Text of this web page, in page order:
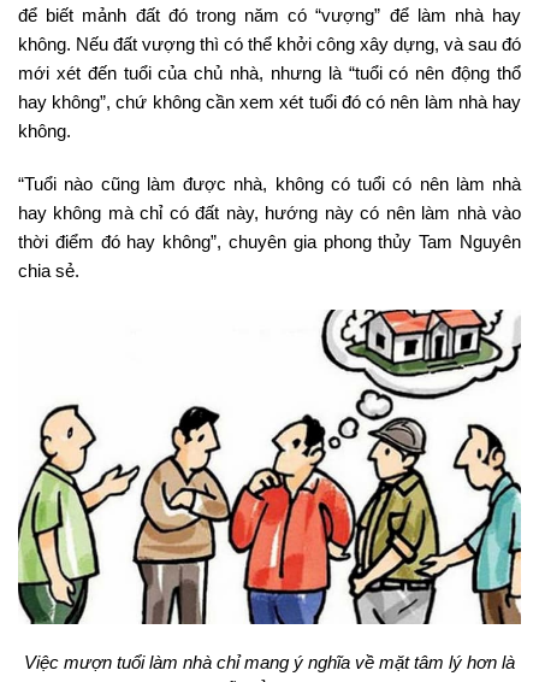
để biết mảnh đất đó trong năm có “vượng” để làm nhà hay
không. Nếu đất vượng thì có thể khởi công xây dựng, và sau đó
mới xét đến tuổi của chủ nhà, nhưng là “tuổi có nên động thổ
hay không”, chứ không cần xem xét tuổi đó có nên làm nhà hay
không.
“Tuổi nào cũng làm được nhà, không có tuổi có nên làm nhà
hay không mà chỉ có đất này, hướng này có nên làm nhà vào
thời điểm đó hay không”, chuyên gia phong thủy Tam Nguyên
chia sẻ.
Việc mượn tuổi làm nhà chỉ mang ý nghĩa về mặt tâm lý hơn là